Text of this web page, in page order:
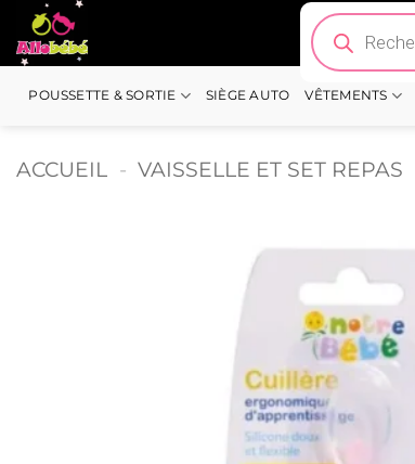
Passer
au
contenu
Recherche
de
produits
POUSSETTE & SORTIE SIÈGE AUTO VÊTEMENTS
ACCUEIL - VAISSELLE ET SET REPAS